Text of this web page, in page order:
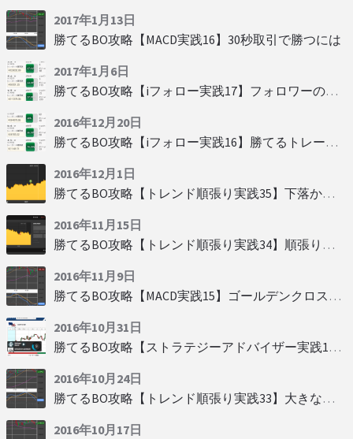
2017年1月13日
勝てるBO攻略【MACD実践16】30秒取引で勝つには
2017年1月6日
勝てるBO攻略【iフォロー実践17】フォロワーの少ない人をフォローする
2016年12月20日
勝てるBO攻略【iフォロー実践16】勝てるトレーダーを見抜く
2016年12月1日
勝てるBO攻略【トレンド順張り実践35】下落からの反発を見極める
2016年11月15日
勝てるBO攻略【トレンド順張り実践34】順張りに適した変動
2016年11月9日
勝てるBO攻略【MACD実践15】ゴールデンクロスで勝つ
2016年10月31日
勝てるBO攻略【ストラテジーアドバイザー実践19】慌てず自動分析
2016年10月24日
勝てるBO攻略【トレンド順張り実践33】大きな変動にすべり込み
2016年10月17日